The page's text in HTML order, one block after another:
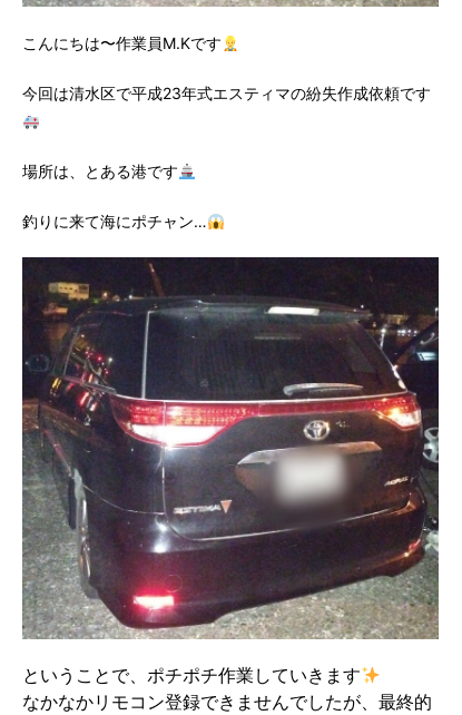
こんにちは〜作業員M.Kです
今回は清水区で平成23年式エスティマの紛失作成依頼です
場所は、とある港です
釣りに来て海にポチャン…
ということで、ポチポチ作業していきます
なかなかリモコン登録できませんでしたが、最終的